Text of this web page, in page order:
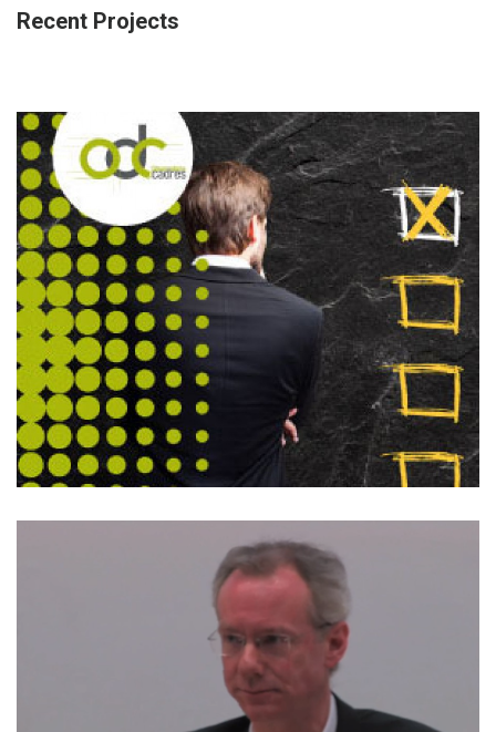
Recent Projects